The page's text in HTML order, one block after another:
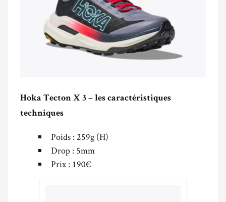
Hoka Tecton X 3 – les caractéristiques
techniques
Poids : 259g (H)
Drop : 5mm
Prix : 190€